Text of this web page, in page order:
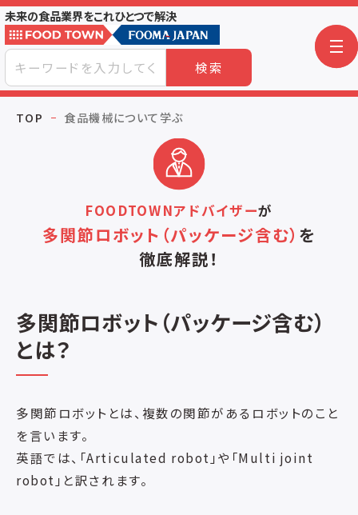
未来の食品業界をこれひとつで解決
検索
TOP 食品機械について学ぶ
FOODTOWNアドバイザーが
多関節ロボット（パッケージ含む） を
徹底解説！
多関節ロボット（パッケージ含む）
とは？
多関節ロボットとは、複数の関節があるロボットのこと
を言います。
英語では、「Articulated robot」や「Multi joint
robot」と訳されます。